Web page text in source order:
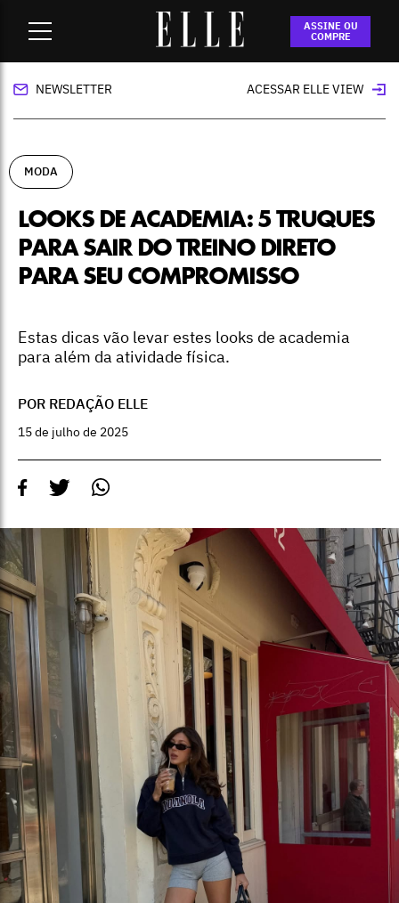
ASSINE OU
COMPRE
Looks de academia: 5 truques para sair do
treino direto para seu compromisso
NEWSLETTER ACESSAR ELLE VIEW
MODA
LOOKS DE ACADEMIA: 5 TRUQUES
PARA SAIR DO TREINO DIRETO
PARA SEU COMPROMISSO
Estas dicas vão levar estes looks de academia
para além da atividade física.
POR REDAÇÃO ELLE
15 de julho de 2025